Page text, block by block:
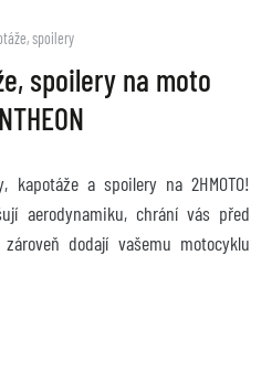
spoilery
spoilery na moto
a spoilery na 2HMOTO!
aerodynamiku, chrání vás před
dodají vašemu motocyklu